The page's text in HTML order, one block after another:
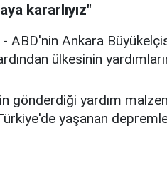
kararlıyız"
ABD'nin Ankara
ülkesinin
gönderdiği yardım
yaşanan